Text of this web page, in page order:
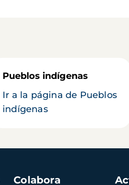
Pueblos indígenas
Ir a la página de Pueblos
indígenas
Colabora